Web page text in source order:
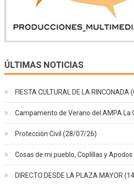
ÚLTIMAS NOTICIAS
FIESTA CULTURAL DE LA
Campamento de Verano del AMPA
Protección Civil (28/07/26)
Cosas de mi pueblo, Coplillas y
DIRECTO DESDE LA PLAZA MAYOR